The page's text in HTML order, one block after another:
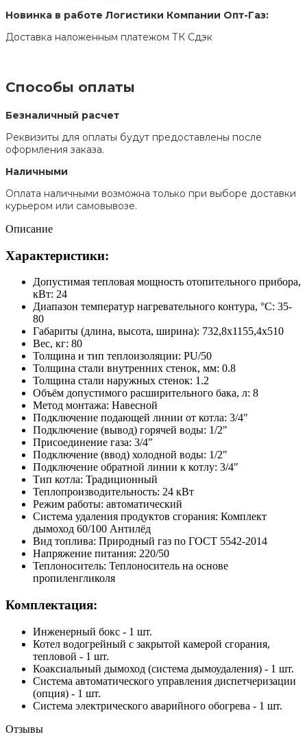
Новинка в работе Логистики Компании Опт-Газ:
Доставка наложенным платежом ТК Сдэк
Способы оплаты
Безналичный расчет
Реквизиты для оплаты будут предоставлены после
оформления заказа.
Наличными
Оплата наличными возможна только при выборе доставки
курьером или самовывозе.
Описание
Характеристики:
Допустимая тепловая мощность отопительного прибора,
кВт: 24
Диапазон температур нагревательного контура, °C: 35-
80
Габариты (длина, высота, ширина): 732,8x1155,4x510
Вес, кг: 80
Толщина и тип теплоизоляции: PU/50
Толщина стали внутренних стенок, мм: 0.8
Толщина стали наружных стенок: 1.2
Объём допустимого расширительного бака, л: 8
Метод монтажа: Навесной
Подключение подающей линии от котла: 3/4"
Подключение (вывод) горячей воды: 1/2"
Присоединение газа: 3/4"
Подключение (ввод) холодной воды: 1/2"
Подключение обратной линии к котлу: 3/4"
Тип котла: Традиционный
Теплопроизводительность: 24 кВт
Режим работы: автоматический
Система удаления продуктов сгорания: Комплект
дымоход 60/100 Антилёд
Вид топлива: Природный газ по ГОСТ 5542-2014
Напряжение питания: 220/50
Теплоноситель: Теплоноситель на основе
пропиленгликоля
Комплектация:
Инженерный бокс - 1 шт.
Котел водогрейный с закрытой камерой сгорания,
тепловой - 1 шт.
Коаксиальный дымоход (система дымоудаления) - 1 шт.
Система автоматического управления диспетчеризации
(опция) - 1 шт.
Система электрического аварийного обогрева - 1 шт.
Отзывы